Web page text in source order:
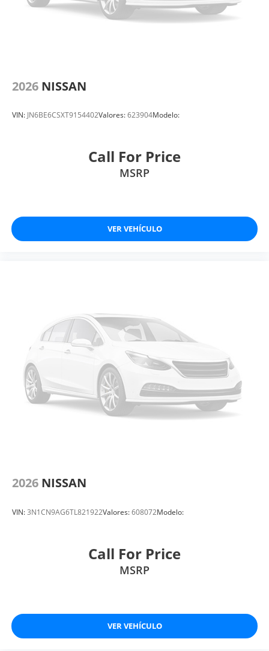
2026 NISSAN
VIN: JN6BE6CSXT9154402Valores:623904Modelo:
Call For Price
MSRP
VER VEHÍCULO
2026 NISSAN
VIN:3N1CN9AG6TL821922Valores:608072Modelo:
Call For Price
MSRP
VER VEHÍCULO